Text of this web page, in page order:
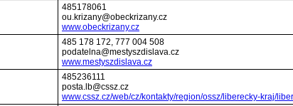
485178061
ou.krizany@obeckrizany.cz
www.obeckrizany.cz
485 178 172, 777 004 508
podatelna@mestyszdislava.cz
www.mestyszdislava.cz
485236111
posta.lb@cssz.cz
www.cssz.cz/web/cz/kontakty/region/ossz/liberecky-kraj/